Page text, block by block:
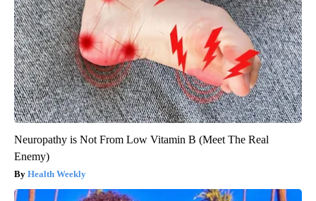
Neuropathy is Not From Low Vitamin B (Meet The Real
Enemy)
Health Weekly